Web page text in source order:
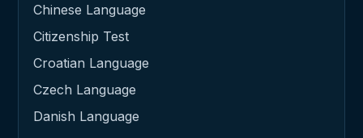
Chinese Language
Citizenship Test
Croatian Language
Czech Language
Danish Language